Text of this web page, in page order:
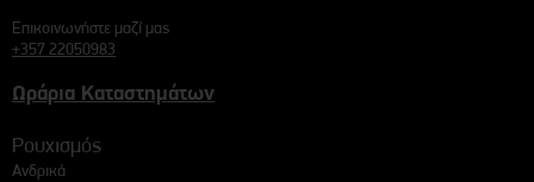
Επικοινωνήστε μαζί μας
+357 22050983
Ωράρια Καταστημάτων
Ρουχισμός
Ανδρικά